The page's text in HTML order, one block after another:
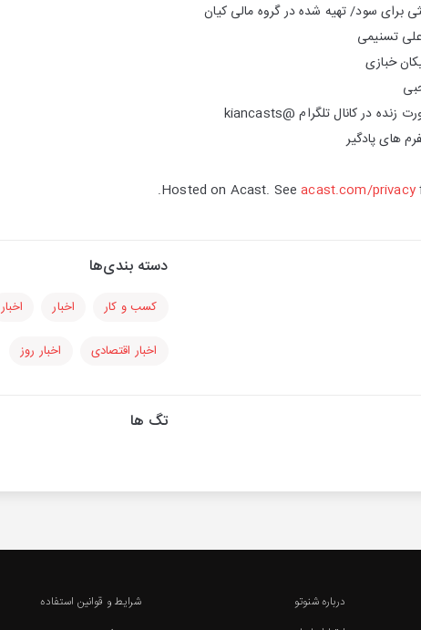
سود/ تهیه شده در گروه مالی کیان
تسنیمی
خبازی
های پادگیر
Hosted on Acast. Seeacast.com/privacy
دسته بندی‌ها
کسب و کار اخبار اخبار
اخبار اقتصادی اخبار روز
تگ ها
درباره شنوتو
شرایط و قوانین استفاده